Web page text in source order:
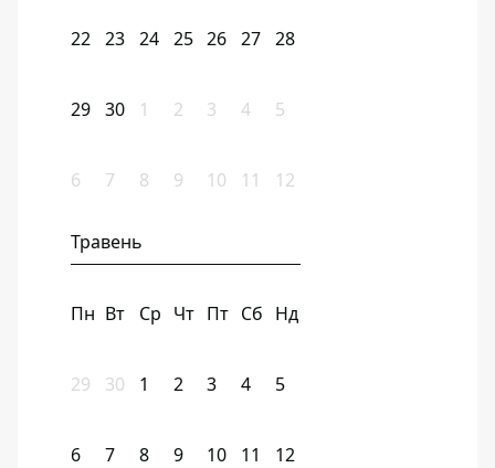
22 23 24 25 26 27 28
29 30 1 2 3 4 5
6 7 8 9 10 11 12
Травень
Пн Вт Ср Чт Пт Сб Нд
29 30 1 2 3 4 5
6 7 8 9 10 11 12